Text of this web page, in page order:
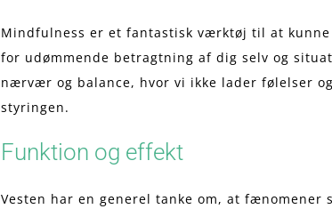
Mindfulness er et fantastisk værktøj til at
for udømmende betragtning af dig selv og
nærvær og balance, hvor vi ikke lader følelser
styringen.
Funktion og effekt
Vesten har en generel tanke om, at fænomener